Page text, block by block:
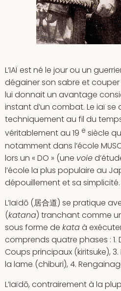
L’IAÏ est né le jour ou un
dégainer son sabre et couper
lui donnait un avantage
instant d’un combat. Le iaï se
techniquement au fil du
véritablement au 19 e siècle
notamment dans l’école
lors un « DO » (une voie
l’école la plus populaire au
dépouillement et sa simplicité.
L’Iaïdō (居合道) se pratique
(katana) tranchant comme
sous forme de kataà
comprends quatre phases : 1.
Coups principaux (kiritsuke),
la lame (chiburi), 4.
L’Iaïdō, contrairement à la